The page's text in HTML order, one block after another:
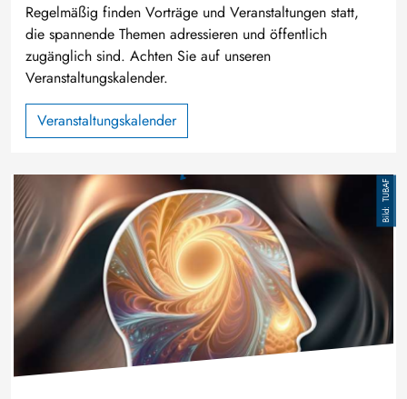
Regelmäßig finden Vorträge und Veranstaltungen statt,
die spannende Themen adressieren und öffentlich
zugänglich sind. Achten Sie auf unseren
Veranstaltungskalender.
Veranstaltungskalender
Bild TUBAF